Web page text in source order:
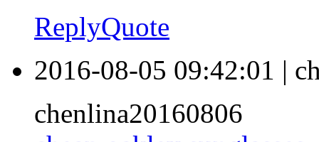
ReplyQuote
2016-08-05 09:42:01 |
chenlina20160806